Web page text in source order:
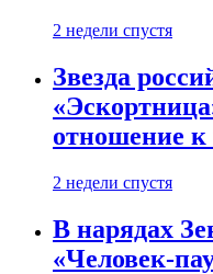
2 недели спустя
Звезда
отношение к
2 недели спустя
В нарядах
«Человек-